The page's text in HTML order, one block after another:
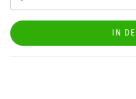
IN